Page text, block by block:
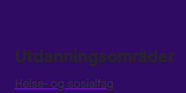
Utdanningsområder
Helse- og sosialfag